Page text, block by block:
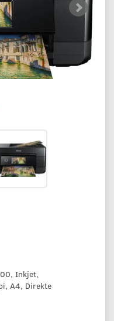
Inkjet,
A4, Direkte